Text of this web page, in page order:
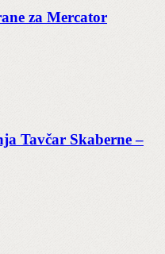
za Mercator
Tavčar Skaberne –